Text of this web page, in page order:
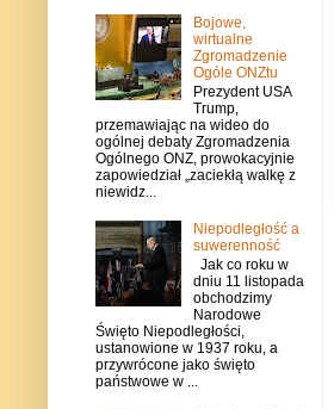
Bojowe,
wirtualne
Zgromadzenie
Ogóle ONZtu
Prezydent USA
Trump,
przemawiając na wideo do
ogólnej debaty Zgromadzenia
Ogólnego ONZ, prowokacyjnie
zapowiedział „zaciekłą walkę z
niewidz...
Niepodległość a
suwerenność
Jak co roku w
dniu 11 listopada
obchodzimy
Narodowe
Święto Niepodległości,
ustanowione w 1937 roku, a
przywrócone jako święto
państwowe w ...